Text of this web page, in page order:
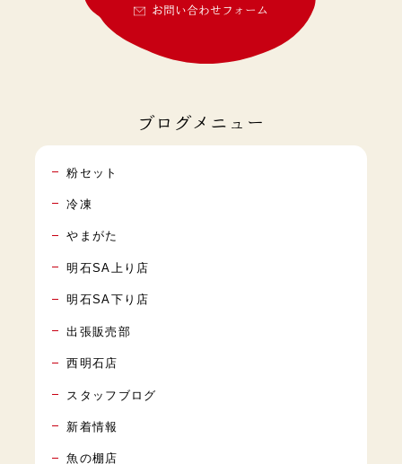
お問い合わせフォーム
ブログメニュー
粉セット
冷凍
やまがた
明石SA上り店
明石SA下り店
出張販売部
西明石店
スタッフブログ
新着情報
魚の棚店